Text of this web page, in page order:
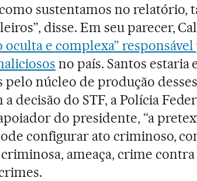
sustentamos no relatório,
disse. Em seu parecer,
oculta e complexa”
no país. Santos
pelo núcleo de produção
decisão do STF, a Polícia
do presidente, “a
configurar ato criminoso,
ameaça, crime